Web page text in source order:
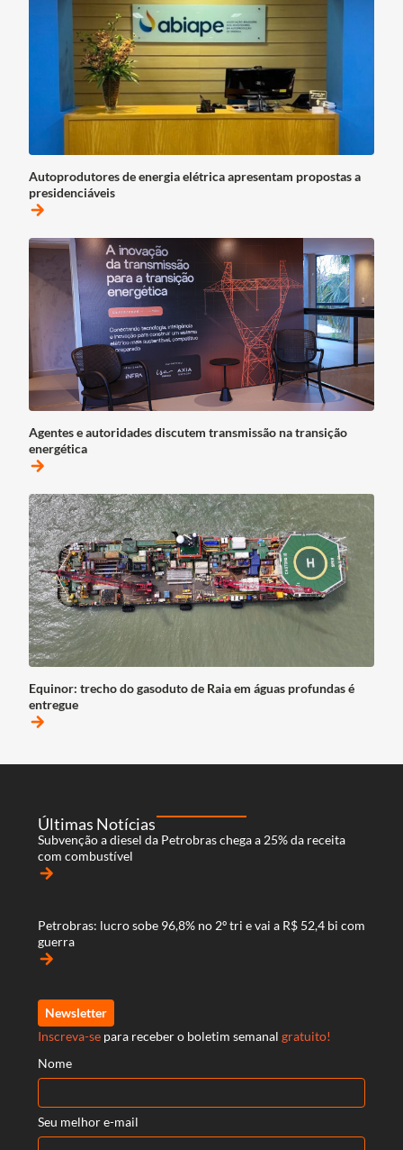
Autoprodutores de energia elétrica apresentam propostas a
presidenciáveis
arrow_forward
Agentes e autoridades discutem transmissão na transição
energética
arrow_forward
Equinor: trecho do gasoduto de Raia em águas profundas é
entregue
arrow_forward
Últimas Notícias
Subvenção a diesel da Petrobras chega a 25% da receita
com combustível
arrow_forward
Petrobras: lucro sobe 96,8% no 2º tri e vai a R$ 52,4 bi com
guerra
arrow_forward
Newsletter
Inscreva-se para receber o boletim semanal gratuito!
Nome
Seu melhor e-mail